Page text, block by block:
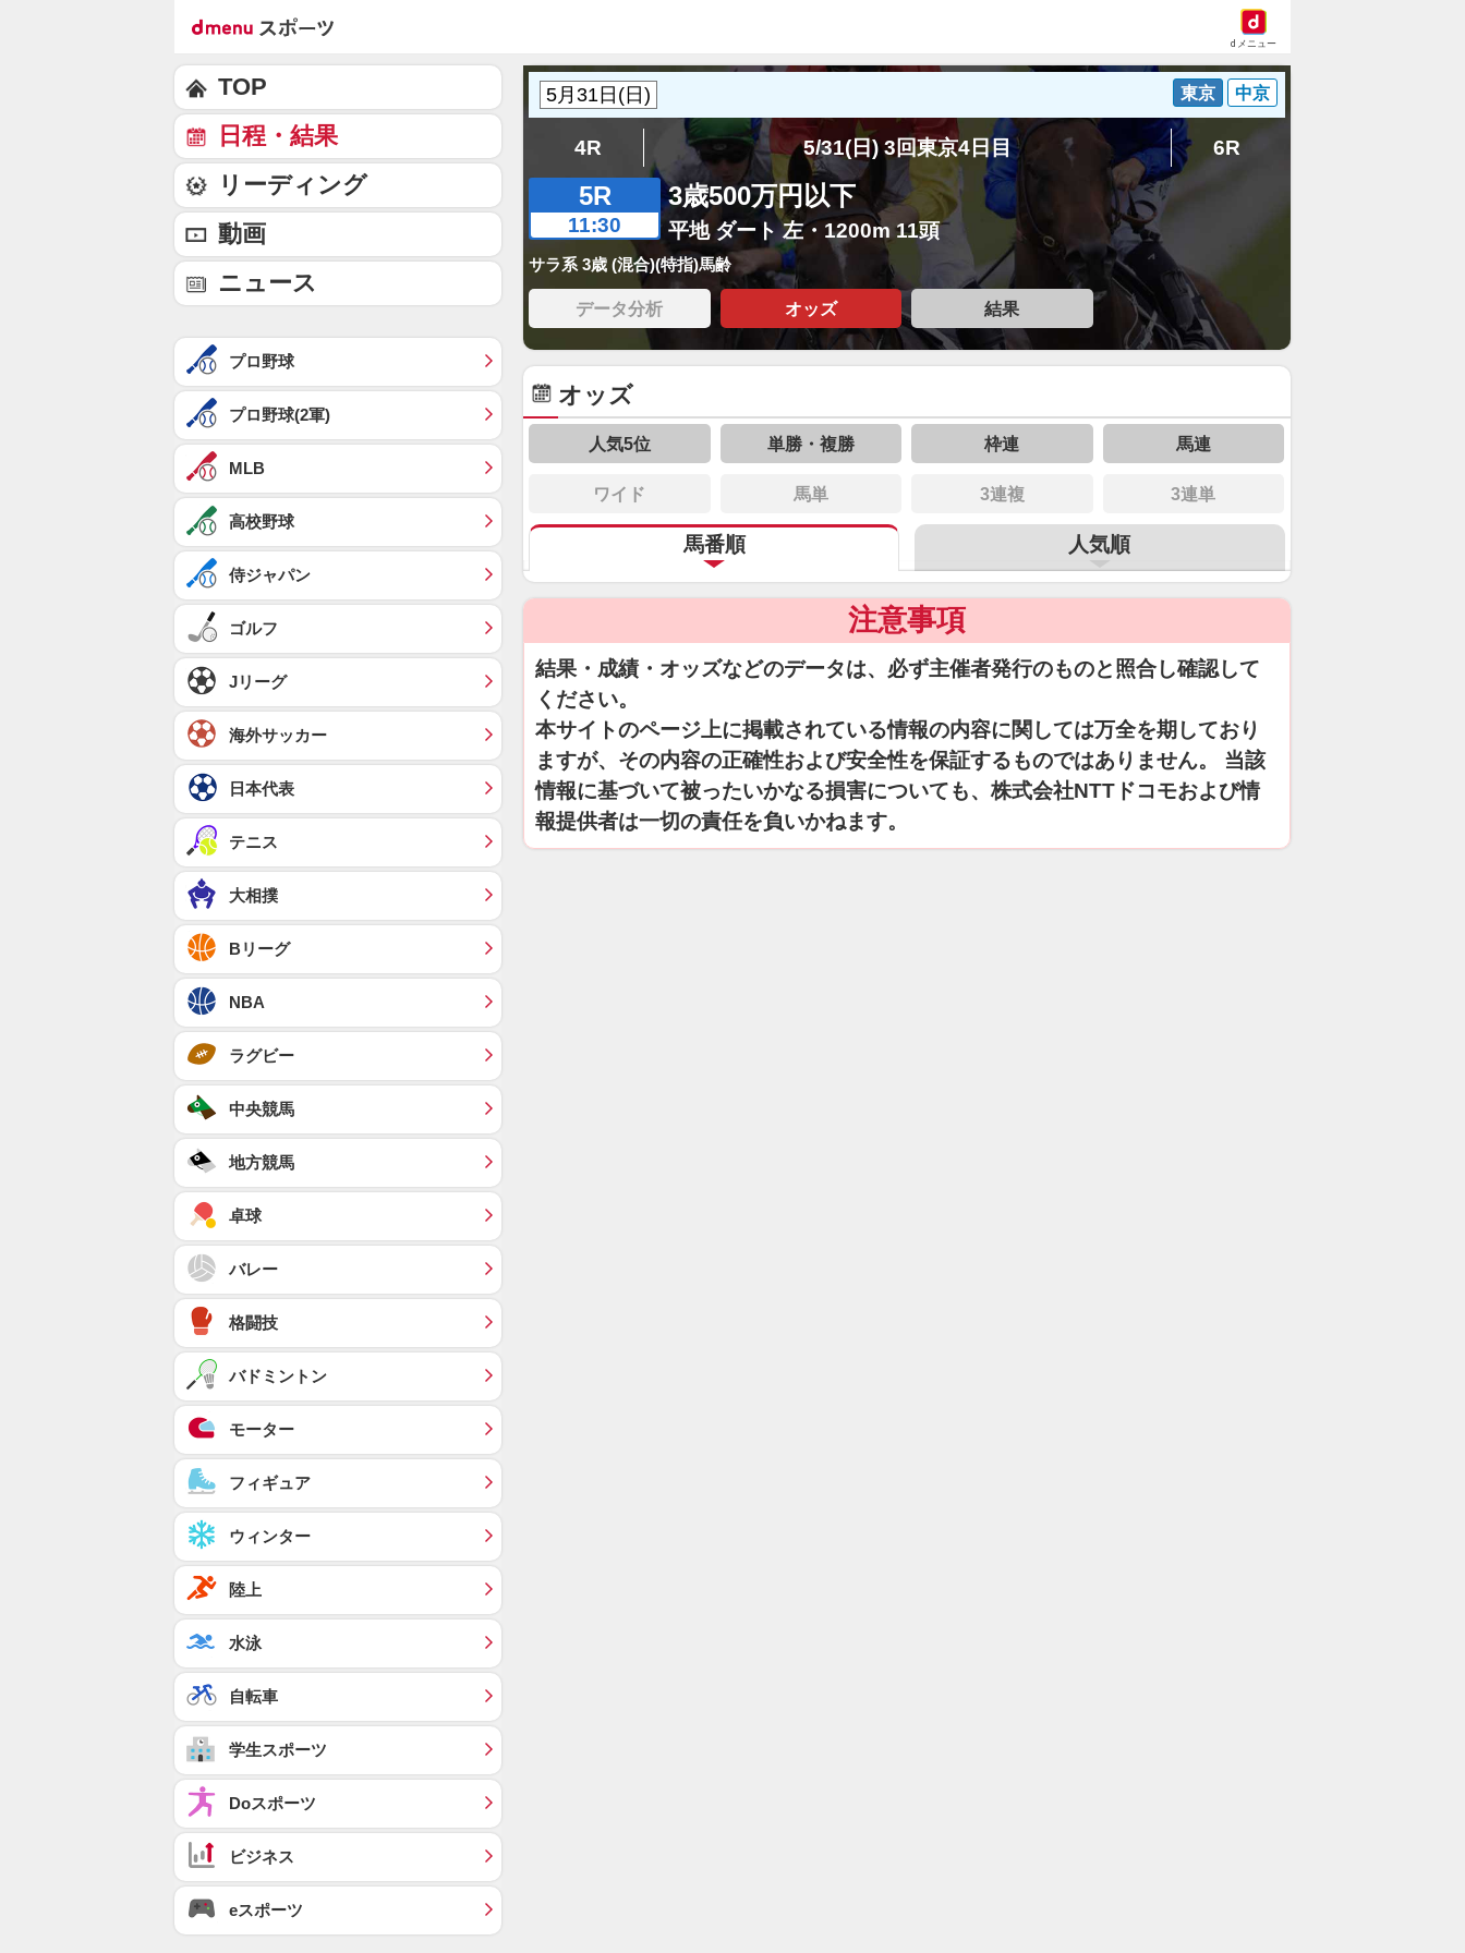
dメニュー
東京 中京
4R 5/31(日) 3回東京4日目 6R
5R
11:30
3歳500万円以下
平地 ダート 左・1200m 11頭
サラ系 3歳 (混合)(特指)馬齢
データ分析 オッズ 結果
オッズ
人気5位 単勝・複勝 枠連 馬連
ワイド 馬単 3連複 3連単
馬番順 人気順
注意事項
結果・成績・オッズなどのデータは、必ず主催者発行のものと照合し確認して
ください。
本サイトのページ上に掲載されている情報の内容に関しては万全を期しており
ますが、その内容の正確性および安全性を保証するものではありません。 当該
情報に基づいて被ったいかなる損害についても、株式会社NTTドコモおよび情
報提供者は一切の責任を負いかねます。
TOP
日程・結果
リーディング
動画
ニュース
プロ野球
プロ野球(2軍)
MLB
高校野球
侍ジャパン
ゴルフ
Jリーグ
海外サッカー
日本代表
テニス
大相撲
Bリーグ
NBA
ラグビー
中央競馬
地方競馬
卓球
バレー
格闘技
バドミントン
モーター
フィギュア
ウィンター
陸上
水泳
自転車
学生スポーツ
Doスポーツ
ビジネス
eスポーツ